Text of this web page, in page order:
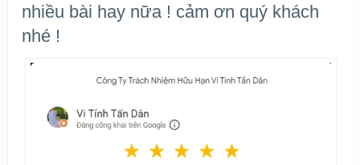
nhiều bài hay nữa ! cảm ơn quý khách
nhé !